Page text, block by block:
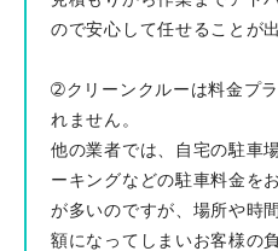
ので安心して任せることが
➁クリーンクルーは料金プ
れません。
他の業者では、自宅の駐車
ーキングなどの駐車料金を
が多いのですが、場所や時
額になってしまいお客様の